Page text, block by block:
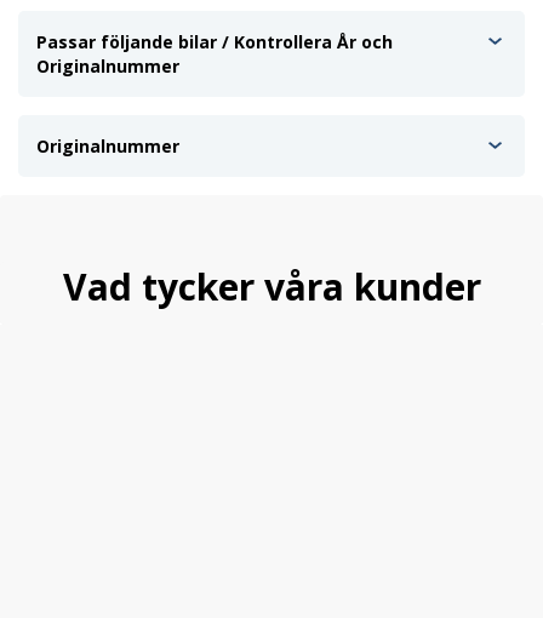
Passar följande bilar / Kontrollera År och
Originalnummer
Originalnummer
Vad tycker våra kunder